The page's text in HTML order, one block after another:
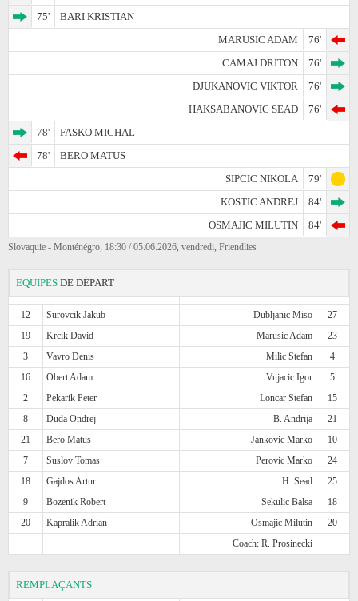
75'
BARI KRISTIAN
MARUSIC ADAM
76'
CAMAJ DRITON
76'
DJUKANOVIC VIKTOR
76'
HAKSABANOVIC SEAD
76'
78'
FASKO MICHAL
78'
BERO MATUS
SIPCIC NIKOLA
79'
KOSTIC ANDREJ
84'
OSMAJIC MILUTIN
84'
Slovaquie - Monténégro, 18:30 / 05.06.2026, vendredi, Friendlies
EQUIPES DE DÉPART
12 Surovcik Jakub Dubljanic Miso
27
19
Krcik David Marusic Adam
23
3
Vavro Denis Milic Stefan
4
16
Obert Adam Vujacic Igor
5
2
Pekarik Peter Loncar Stefan
15
8
Duda Ondrej B. Andrija
21
21
Bero Matus Jankovic Marko
10
7
Suslov Tomas Perovic Marko
24
18
Gajdos Artur H. Sead
25
9
Bozenik Robert Sekulic Balsa
18
20
Kapralik Adrian Osmajic Milutin
20
Coach: R. Prosinecki
REMPLAÇANTS